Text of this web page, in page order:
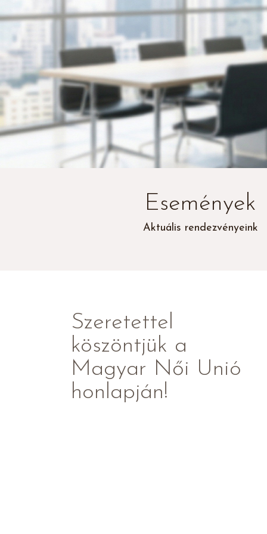
Események
Aktuális rendezvényeink
Szeretettel
köszöntjük a
Magyar Női Unió
honlapján!